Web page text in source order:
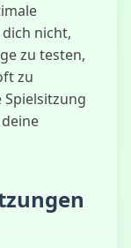
nicht,
zu testen,
zu
Spielsitzung